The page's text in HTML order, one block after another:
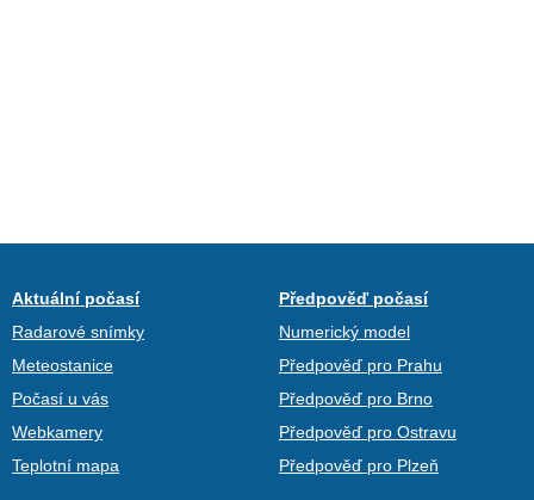
Aktuální počasí
Radarové snímky
Meteostanice
Počasí u vás
Webkamery
Teplotní mapa
Předpověď počasí
Numerický model
Předpověď pro Prahu
Předpověď pro Brno
Předpověď pro Ostravu
Předpověď pro Plzeň